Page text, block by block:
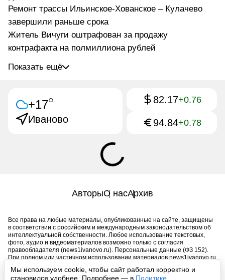
Мы используем cookie, чтобы сайт работал корректно и
становился удобнее. Подробнее — в Политике
Ремонт трассы Ильинское-Хованское – Кулачево
завершили раньше срока
Житель Вичуги оштрафован за продажу
контрафакта на полмиллиона рублей
Показать ещё
+17○
Иваново
82.17+0.76
94.84+0.78
АвторыО насАрхив
Все права на любые материалы, опубликованные на сайте, защищены
в соответствии с российским и международным законодательством об
интеллектуальной собственности. Любое использование текстовых,
фото, аудио и видеоматериалов возможно только с согласия
правообладателя (news1ivanovo.ru). Персональные данные (ФЗ 152).
При полном или частичном использовании материалов news1ivanovo.ru
обязательна. Запрещено для детей. Оригинал текста: